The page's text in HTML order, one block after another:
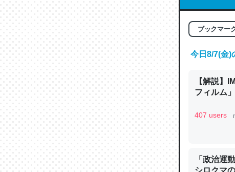
の伏線」
やすく強
─GPTの仕
昆虫って
ブックマー
今日8/7(金)
【解説】
フィルム
407 users
「政治運